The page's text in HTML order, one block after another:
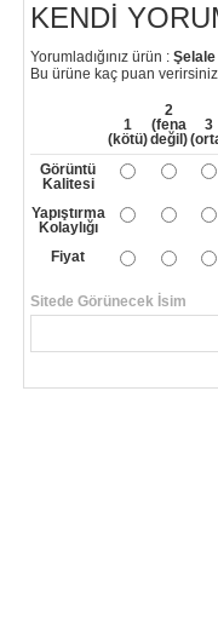
KENDI
Yorumladığınız ürün :
Bu ürüne kaç puan
1
(kötü)
2
(fena
değil)
3
Görüntü
Kalitesi
Yapıştırma
Kolaylığı
Fiyat
Sitede Görünecek İsim